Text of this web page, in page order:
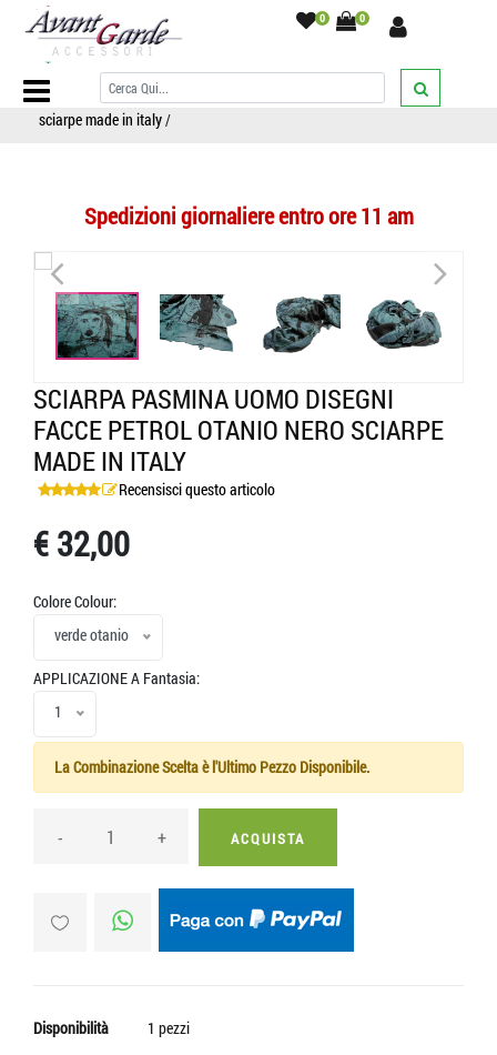
0 0
Home Page/SCIARPE/Sciarpe fantasia/con disegni geometrici e
astratti
Sciarpa pasmina uomo disegni facce petrol otanio nero
sciarpe made in italy/
Spedizioni giornaliere entro ore 11 am
< >
SCIARPA PASMINA UOMO DISEGNI
FACCE PETROL OTANIO NERO SCIARPE
MADE IN ITALY
Recensisci questo articolo
€ 32,00
Colore Colour:
verde otanio
APPLICAZIONE A Fantasia:
1
La Combinazione Scelta è l'Ultimo Pezzo Disponibile.
- + ACQUISTA
Disponibilità
1 pezzi